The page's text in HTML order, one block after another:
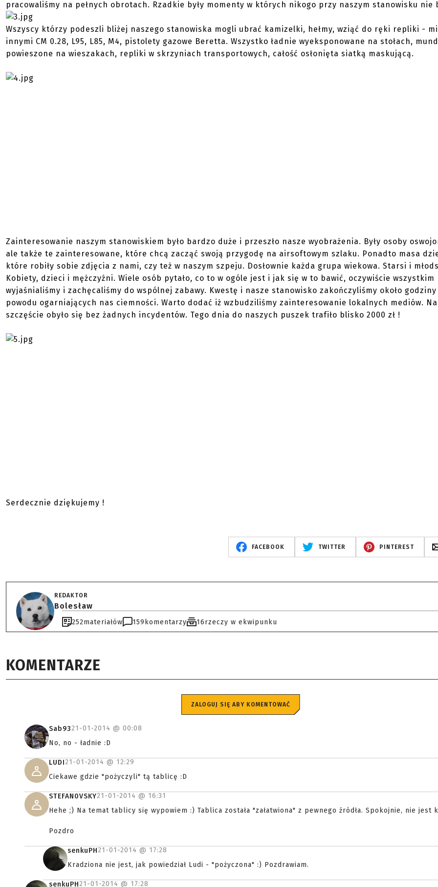
pracowaliśmy na pełnych obrotach. Rzadkie były momenty w których nikogo przy naszym stanowisku nie
Wszyscy którzy podeszli bliżej naszego stanowiska mogli ubrać kamizelki, hełmy, wziąć do ręki repliki -
innymi CM 0.28, L95, L85, M4, pistolety gazowe Beretta. Wszystko ładnie wyeksponowane na stołach,
powieszone na wieszakach, repliki w skrzyniach transportowych, całość osłonięta siatką maskującą.
Zainteresowanie naszym stanowiskiem było bardzo duże i przeszło nasze wyobrażenia. Były osoby
ale także te zainteresowane, które chcą zacząć swoją przygodę na airsoftowym szlaku. Ponadto masa
które robiły sobie zdjęcia z nami, czy też w naszym szpeju. Dosłownie każda grupa wiekowa. Starsi i
Kobiety, dzieci i mężczyźni. Wiele osób pytało, co to w ogóle jest i jak się w to bawić, oczywiście wszystkim
wyjaśnialiśmy i zachęcaliśmy do wspólnej zabawy. Kwestę i nasze stanowisko zakończyliśmy około godziny
powodu ogarniających nas ciemności. Warto dodać iż wzbudziliśmy zainteresowanie lokalnych mediów. Na
szczęście obyło się bez żadnych incydentów. Tego dnia do naszych puszek trafiło blisko 2000 zł !
Serdecznie dziękujemy !
FACEBOOK TWITTER PINTEREST
REDAKTOR
Bolesław
252materiałów 159 komentarzy 16rzeczy w ekwipunku
KOMENTARZE
ZALOGUJ SIĘ ABY KOMENTOWAĆ
Sab9321-01-2014 @ 00:08
No, no - ładnie :D
LUDI21-01-2014 @ 12:29
Ciekawe gdzie "pożyczyli" tą tablicę :D
STEFAN0VSKY21-01-2014 @ 16:31
Hehe ;) Na temat tablicy się wypowiem :) Tablica została "załatwiona" z pewnego źródła. Spokojnie, nie jest
Pozdro
senkuPH21-01-2014 @ 17:28
Kradziona nie jest, jak powiedział Ludi - "pożyczona" :) Pozdrawiam.
senkuPH21-01-2014 @ 17:28